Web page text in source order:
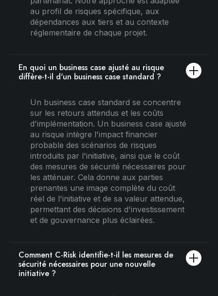
au profil de risques spécifique, aux
dépendances aux tiers et au contexte
réglementaire de chaque projet.
En quoi un business case ajusté au risque
diffère-t-il d'un business case standard ?
Un business case standard se concentre
sur les retours attendus et les coûts
d'implémentation. Un business case ajusté
au risque intègre l'impact financier
probable des scénarios de risques
introduits par l'initiative, ainsi que le coût
des mesures de sécurité nécessaires pour
les atténuer. Cela donne aux parties
prenantes une image complète du coût
réel de l'initiative et de sa valeur attendue,
permettant des décisions d'investissement
et de gouvernance plus éclairées.
Comment C-Risk identifie-t-il les mesures de
sécurité nécessaires pour une nouvelle
initiative ?